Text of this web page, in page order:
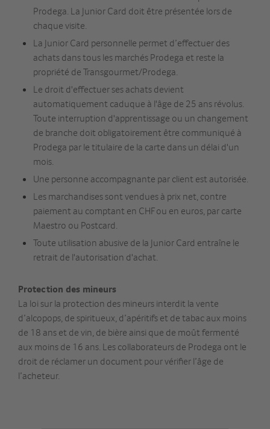
Prodega. La Junior Card doit être présentée lors de
chaque visite.
La Junior Card personnelle permet d’effectuer des
achats dans tous les marchés Prodega et reste la
propriété de Transgourmet/Prodega.
Le droit d'effectuer ses achats devient
automatiquement caduque à l'âge de 25 ans révolus.
Toute interruption d'apprentissage ou un changement
de branche doit obligatoirement être communiqué à
Prodega par le titulaire de la carte dans un délai d'un
mois.
Une personne accompagnante par client est autorisée.
Les marchandises sont vendues à prix net, contre
paiement au comptant en CHF ou en euros, par carte
Maestro ou Postcard.
Toute utilisation abusive de la Junior Card entraîne le
retrait de l'autorisation d'achat.
Protection des mineurs
La loi sur la protection des mineurs interdit la vente
d’alcopops, de spiritueux, d’apéritifs et de tabac aux moins
de 18 ans et de vin, de bière ainsi que de moût fermenté
aux moins de 16 ans. Les collaborateurs de Prodega ont le
droit de réclamer un document pour vérifier l’âge de
l’acheteur.